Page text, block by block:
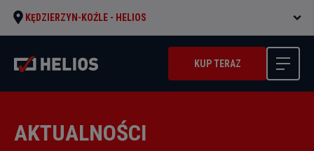
KĘDZIERZYN-KOŹLE - HELIOS
KUP TERAZ
AKTUALNOŚCI